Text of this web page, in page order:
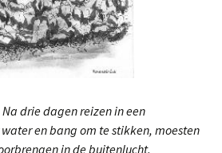
drie dagen reizen in een
en bang om te stikken, moesten
in de buitenlucht.